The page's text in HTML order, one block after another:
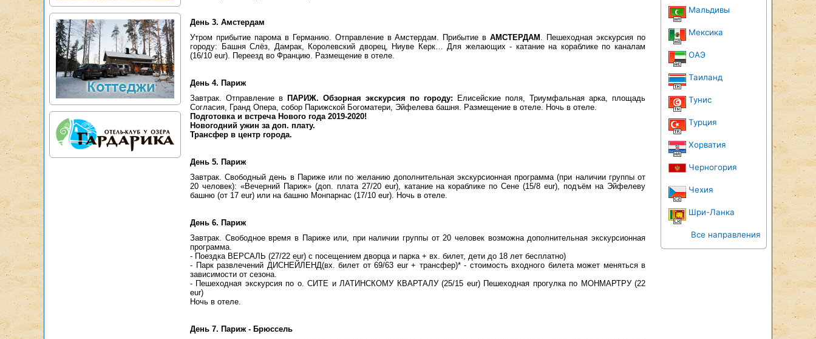
День 3. Амстердам
Утром прибытие парома в Германию. Отправление в Амстердам. Прибытие вАМСТЕРДАМ . Пешеходная экскурсия по
городу: Башня Слёз, Дамрак, Королевский дворец, Ниуве Керк… Для желающих - катание на кораблике по каналам
(16/10 eur). Переезд во Францию. Размещение в отеле.
День 4. Париж
Завтрак. Отправление в ПАРИЖ. Обзорная экскурсия по городу: Елисейские поля, Триумфальная арка, площадь
Согласия, Гранд Опера, собор Парижской Богоматери, Эйфелева башня. Размещение в отеле. Ночь в отеле.
Подготовка и встреча Нового года 2019-2020!
Новогодний ужин за доп. плату.
Трансфер в центр города.
День 5. Париж
Завтрак. Свободный день в Париже или по желанию дополнительная экскурсионная программа (при наличии группы от
20 человек): «Вечерний Париж» (доп. плата 27/20 eur), катание на кораблике по Сене (15/8 eur), подъём на Эйфелеву
башню (от 17 eur) или на башню Монпарнас (17/10 eur). Ночь в отеле.
День 6. Париж
Завтрак. Свободное время в Париже или, при наличии группы от 20 человек возможна дополнительная экскурсионная
программа.
- Поездка ВЕРСАЛЬ (27/22 eur) с посещением дворца и парка + вх. билет, дети до 18 лет бесплатно)
- Парк развлечений ДИСНЕЙЛЕНД(вх. билет от 69/63 eur + трансфер)* - стоимость входного билета может меняться в
зависимости от сезона.
- Пешеходная экскурсия по о. СИТЕ и ЛАТИНСКОМУ КВАРТАЛУ (25/15 eur) Пешеходная прогулка по МОНМАРТРУ (22
eur)
Ночь в отеле.
День 7. Париж - Брюссель
Мальдивы
Мексика
ОАЭ
Таиланд
Тунис
Турция
Хорватия
Черногория
Чехия
Шри-Ланка
Все направления